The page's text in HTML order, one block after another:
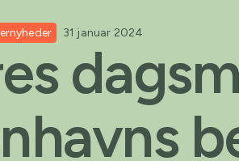
31 januar 2024